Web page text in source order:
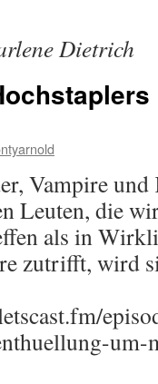
Dietrich
Vampire
Leuten, die
als in
zutrifft, wird